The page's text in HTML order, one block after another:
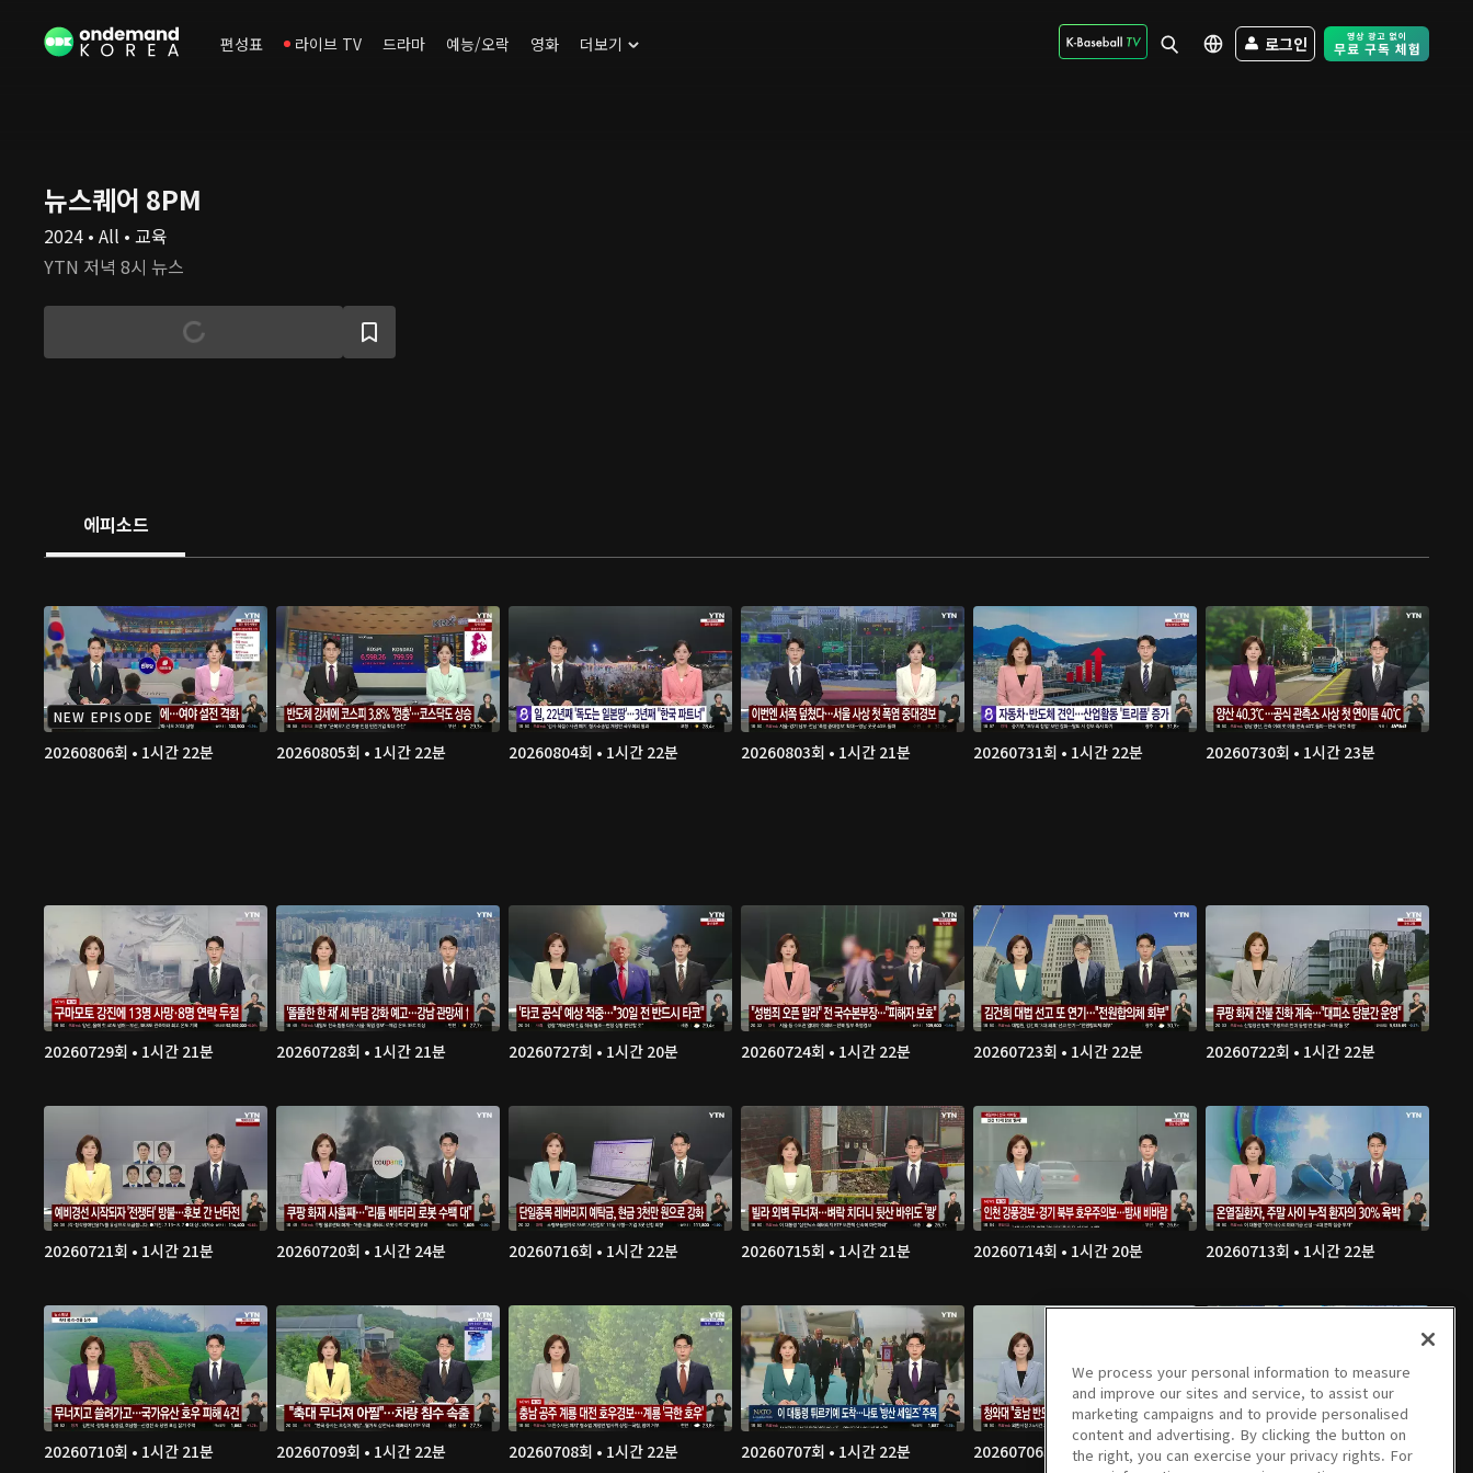
편성표 라이브 TV 드라마 예능/오락 영화 더보기 로그인 Free Trial -
뉴스퀘어 8PM
2024 • All • 교육
YTN 저녁 8시 뉴스
에피소드
NEW EPISODE
20260806회 • 1시간 22분 20260805회 • 1시간 22분 20260804회 • 1시간 22분 20260803회 • 1시간 21분 20260731회 • 1시간 22분 20260730회 • 1시간 23분
20260729회 • 1시간 21분 20260728회 • 1시간 21분 20260727회 • 1시간 20분 20260724회 • 1시간 22분 20260723회 • 1시간 22분 20260722회 • 1시간 22분
20260721회 • 1시간 21분 20260720회 • 1시간 24분 20260716회 • 1시간 22분 20260715회 • 1시간 21분 20260714회 • 1시간 20분 20260713회 • 1시간 22분
20260710회 • 1시간 21분 20260709회 • 1시간 22분 20260708회 • 1시간 22분 20260707회 • 1시간 22분 20260706회 • 1시간 21분 20260703회 • 1시간 22분
We process your personal information to measure
and improve our sites and service, to assist our
marketing campaigns and to provide personalised
content and advertising. By clicking the button on
the right, you can exercise your privacy rights. For